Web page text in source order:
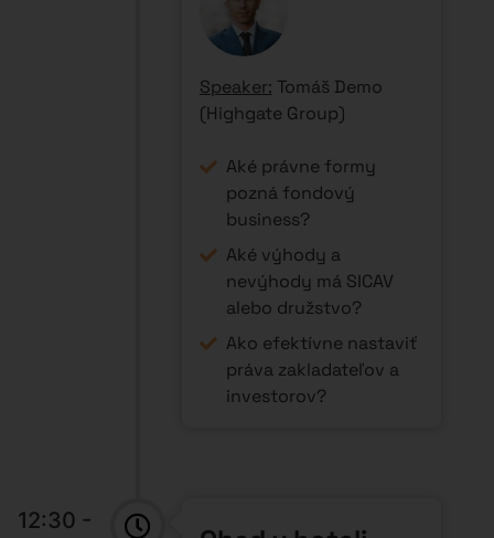
Speaker: Tomáš Demo
(Highgate Group)
Aké právne formy
pozná fondový
business?
Aké výhody a
nevýhody má SICAV
alebo družstvo?
Ako efektívne nastaviť
práva zakladateľov a
investorov?
12:30 -